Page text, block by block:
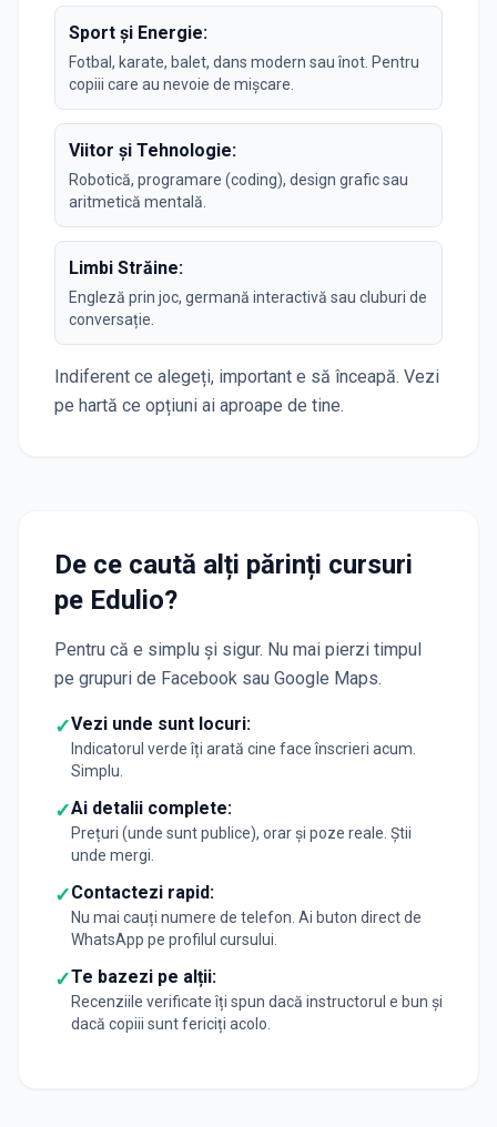
Sport și Energie:
Fotbal, karate, balet, dans modern sau înot. Pentru
copiii care au nevoie de mișcare.
Viitor și Tehnologie:
Robotică, programare (coding), design grafic sau
aritmetică mentală.
Limbi Străine:
Engleză prin joc, germană interactivă sau cluburi de
conversație.
Indiferent ce alegeți, important e să înceapă. Vezi
pe hartă ce opțiuni ai aproape de tine.
De ce caută alți părinți cursuri
pe Edulio?
Pentru că e simplu și sigur. Nu mai pierzi timpul
pe grupuri de Facebook sau Google Maps.
✓Vezi unde sunt locuri:
Indicatorul verde îți arată cine face înscrieri acum.
Simplu.
✓Ai detalii complete:
Prețuri (unde sunt publice), orar și poze reale. Știi
unde mergi.
✓Contactezi rapid:
Nu mai cauți numere de telefon. Ai buton direct de
WhatsApp pe profilul cursului.
✓Te bazezi pe alții:
Recenziile verificate îți spun dacă instructorul e bun și
dacă copiii sunt fericiți acolo.